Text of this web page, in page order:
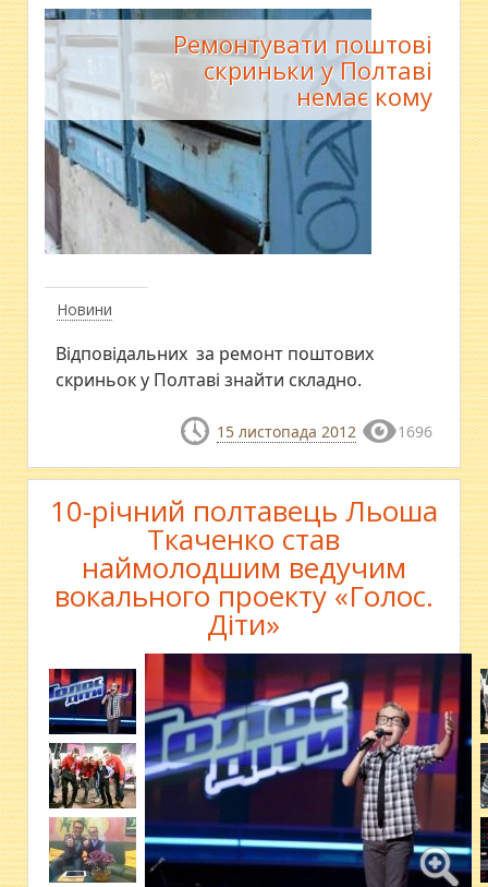
Новини
Ремонтувати поштові
скриньки у Полтаві
немає кому
Відповідальних за ремонт поштових
скриньок у Полтаві знайти складно.
15 листопада 2012 1696
10-річний полтавець Льоша
Ткаченко став
наймолодшим ведучим
вокального проекту «Голос.
Діти»